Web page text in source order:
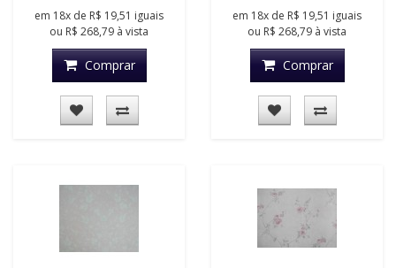
em 18x de R$ 19,51 iguais
ou R$ 268,79 à vista
Comprar
em 18x de R$ 19,51 iguais
ou R$ 268,79 à vista
Comprar